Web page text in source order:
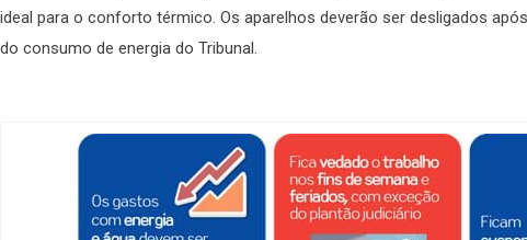
ideal para o conforto térmico. Os aparelhos deverão ser desligados
do consumo de energia do Tribunal.